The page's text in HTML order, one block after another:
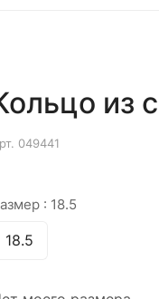
из
049441
: 18.5
18.5